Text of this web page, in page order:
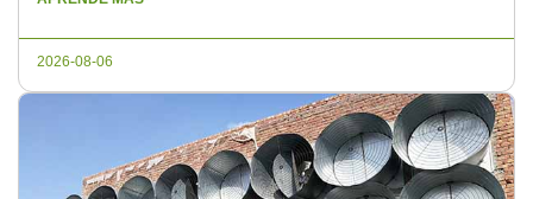
las ventajas de este tipo de jaulas y cómo pueden beneficiar
2026-08-06